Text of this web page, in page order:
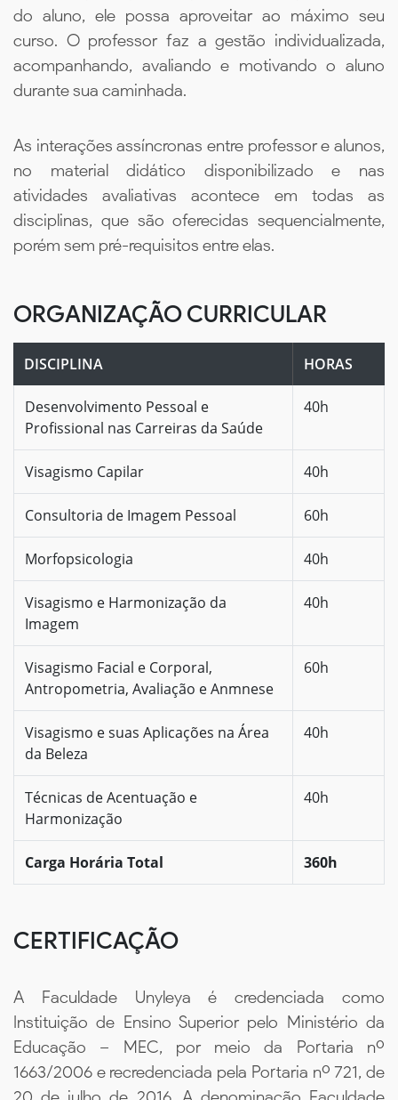
do aluno, ele possa aproveitar ao máximo seu
curso. O professor faz a gestão individualizada,
acompanhando, avaliando e motivando o aluno
durante sua caminhada.
As interações assíncronas entre professor e alunos,
no material didático disponibilizado e nas
atividades avaliativas acontece em todas as
disciplinas, que são oferecidas sequencialmente,
porém sem pré-requisitos entre elas.
ORGANIZAÇÃO CURRICULAR
DISCIPLINA HORAS
Desenvolvimento Pessoal e
Profissional nas Carreiras da Saúde
40h
Visagismo Capilar 40h
Consultoria de Imagem Pessoal 60h
Morfopsicologia 40h
Visagismo e Harmonização da
Imagem
40h
Visagismo Facial e Corporal,
Antropometria, Avaliação e Anmnese
60h
Visagismo e suas Aplicações na Área
da Beleza
40h
Técnicas de Acentuação e
Harmonização
40h
Carga Horária Total 360h
CERTIFICAÇÃO
A Faculdade Unyleya é credenciada como
Instituição de Ensino Superior pelo Ministério da
Educação – MEC, por meio da Portaria nº
1663/2006 e recredenciada pela Portaria nº 721, de